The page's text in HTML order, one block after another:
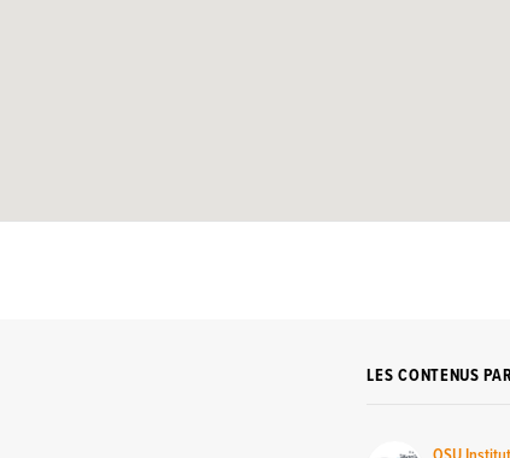
LES CONTENUS